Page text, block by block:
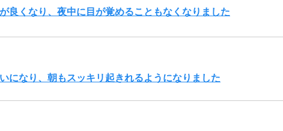
良くなり、夜中に目が覚めることもなくなりました
になり、朝もスッキリ起きれるようになりました